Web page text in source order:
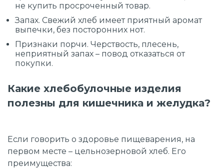
не купить просроченный товар.
Запах. Свежий хлеб имеет приятный аромат
выпечки, без посторонних нот.
Признаки порчи. Черствость, плесень,
неприятный запах – повод отказаться от
покупки.
Какие хлебобулочные изделия
полезны для кишечника и желудка?
Если говорить о здоровье пищеварения, на
первом месте – цельнозерновой хлеб. Его
преимущества: